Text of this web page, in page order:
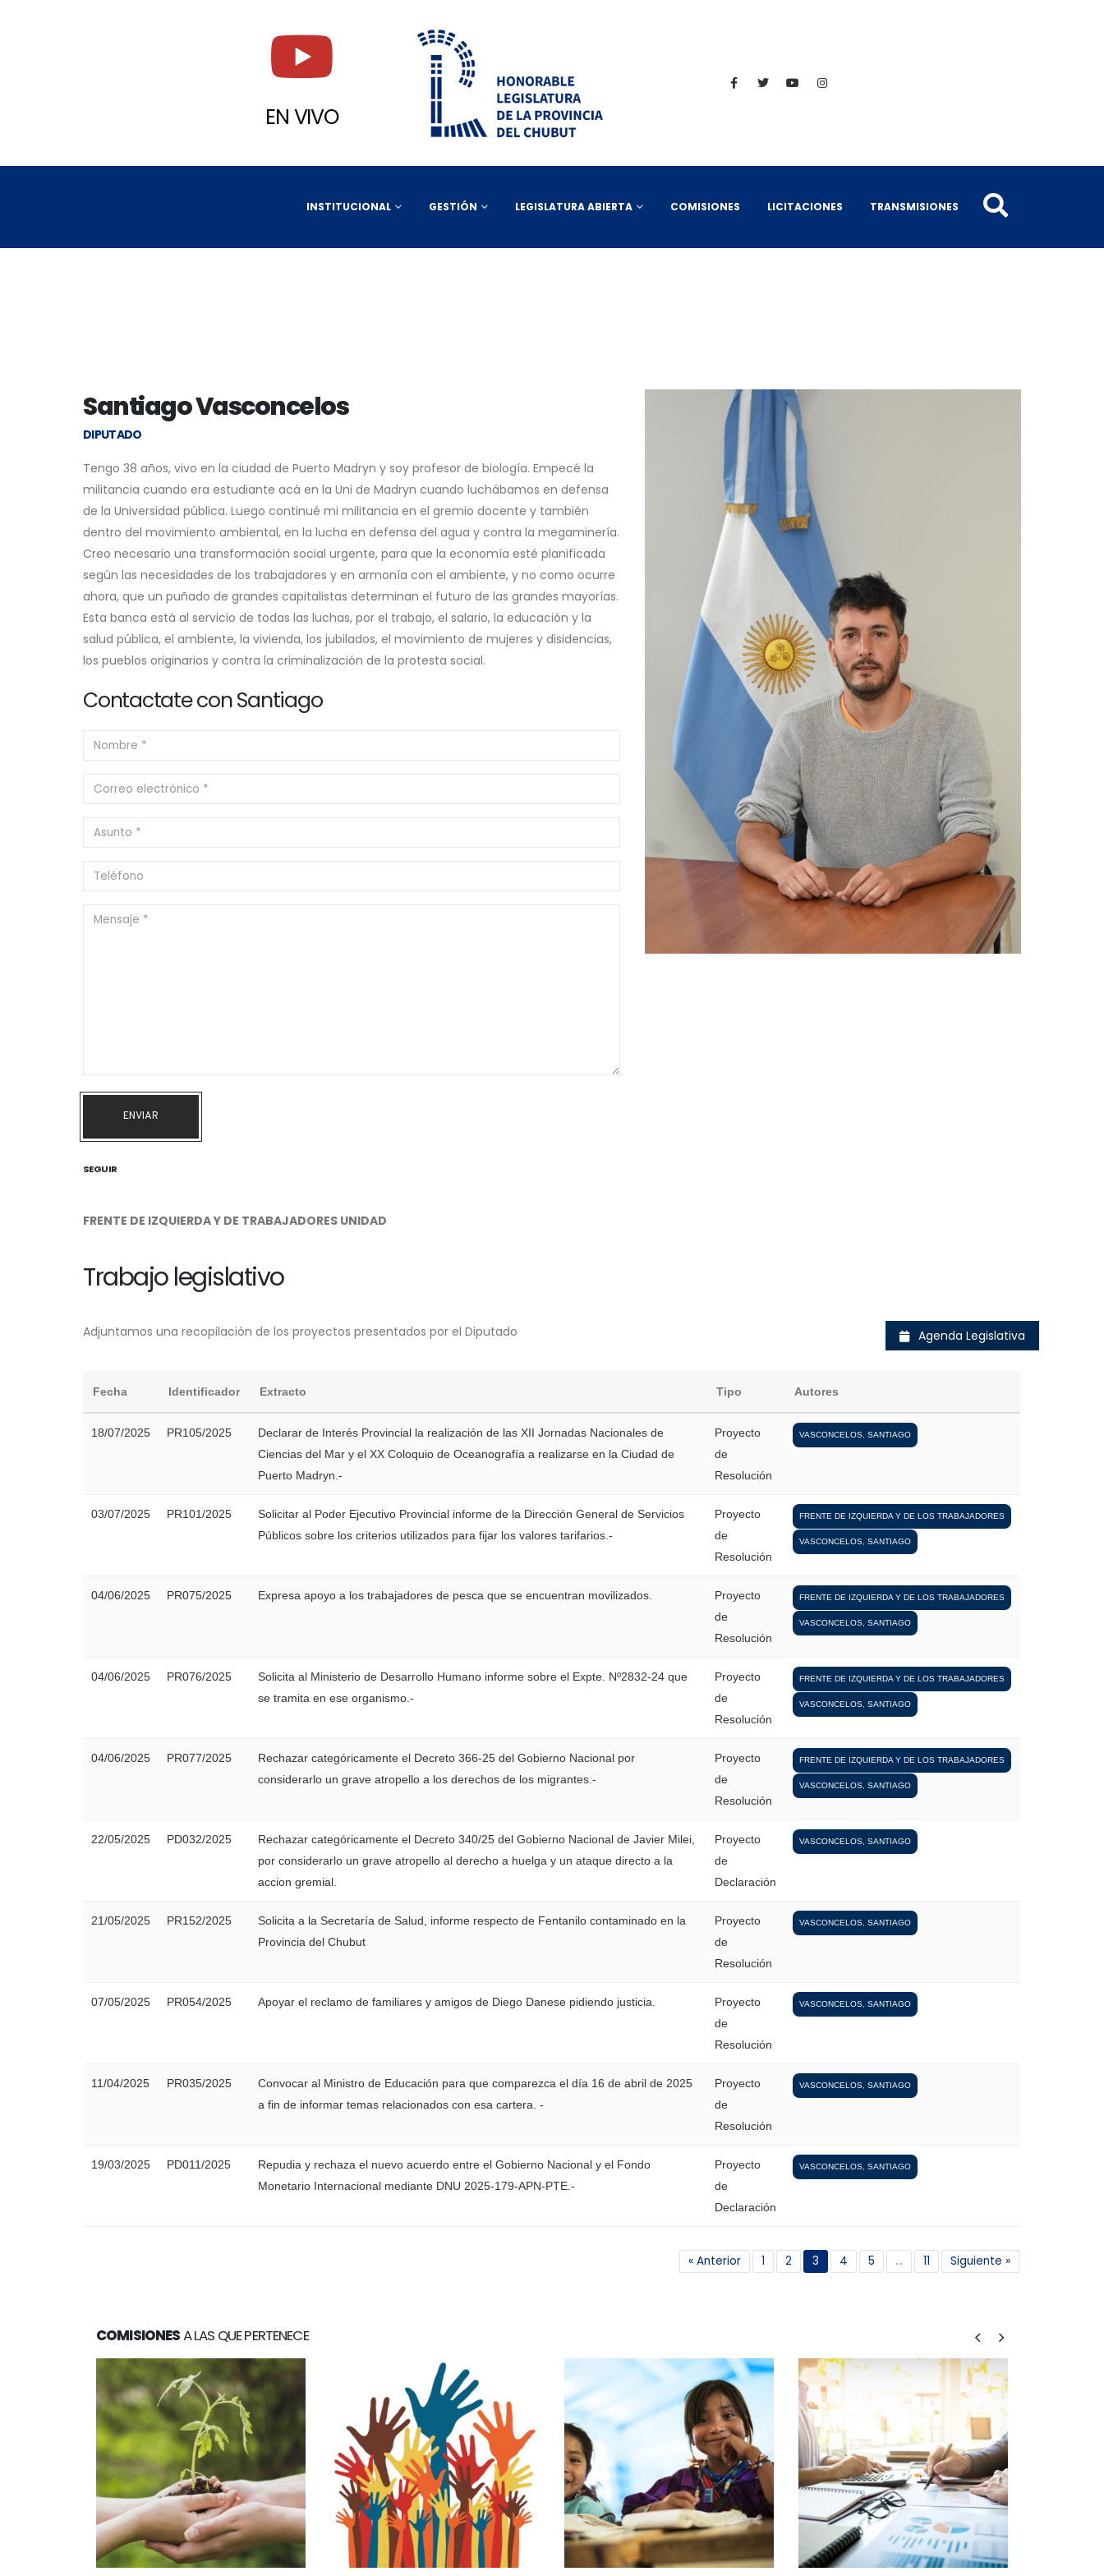
EN VIVO
INSTITUCIONAL GESTIÓN LEGISLATURA ABIERTA COMISIONES LICITACIONES TRANSMISIONES
Santiago Vasconcelos
DIPUTADO
Tengo 38 años, vivo en la ciudad de Puerto Madryn y soy profesor de biología. Empecé la
militancia cuando era estudiante acá en la Uni de Madryn cuando luchábamos en defensa
de la Universidad pública. Luego continué mi militancia en el gremio docente y también
dentro del movimiento ambiental, en la lucha en defensa del agua y contra la megaminería.
Creo necesario una transformación social urgente, para que la economía esté planificada
según las necesidades de los trabajadores y en armonía con el ambiente, y no como ocurre
ahora, que un puñado de grandes capitalistas determinan el futuro de las grandes mayorías.
Esta banca está al servicio de todas las luchas, por el trabajo, el salario, la educación y la
salud pública, el ambiente, la vivienda, los jubilados, el movimiento de mujeres y disidencias,
los pueblos originarios y contra la criminalización de la protesta social.
Contactate con Santiago
ENVIAR
SEGUIR
FRENTE DE IZQUIERDA Y DE TRABAJADORES UNIDAD
Trabajo legislativo
Adjuntamos una recopilación de los proyectos presentados por el Diputado Agenda Legislativa
Fecha Identificador Extracto Tipo Autores
18/07/2025 PR105/2025
Declarar de Interés Provincial la realización de las XII Jornadas Nacionales de
Ciencias del Mar y el XX Coloquio de Oceanografía a realizarse en la Ciudad de
Puerto Madryn.-
Proyecto
de
Resolución
VASCONCELOS, SANTIAGO
03/07/2025 PR101/2025
Solicitar al Poder Ejecutivo Provincial informe de la Dirección General de Servicios
Públicos sobre los criterios utilizados para fijar los valores tarifarios.-
Proyecto
de
Resolución
FRENTE DE IZQUIERDA Y DE LOS TRABAJADORES
VASCONCELOS, SANTIAGO
04/06/2025 PR075/2025 Expresa apoyo a los trabajadores de pesca que se encuentran movilizados.
Proyecto
de
Resolución
FRENTE DE IZQUIERDA Y DE LOS TRABAJADORES
VASCONCELOS, SANTIAGO
04/06/2025 PR076/2025
Solicita al Ministerio de Desarrollo Humano informe sobre el Expte. Nº2832-24 que
se tramita en ese organismo.-
Proyecto
de
Resolución
FRENTE DE IZQUIERDA Y DE LOS TRABAJADORES
VASCONCELOS, SANTIAGO
04/06/2025 PR077/2025
Rechazar categóricamente el Decreto 366-25 del Gobierno Nacional por
considerarlo un grave atropello a los derechos de los migrantes.-
Proyecto
de
Resolución
FRENTE DE IZQUIERDA Y DE LOS TRABAJADORES
VASCONCELOS, SANTIAGO
22/05/2025 PD032/2025
Rechazar categóricamente el Decreto 340/25 del Gobierno Nacional de Javier Milei,
por considerarlo un grave atropello al derecho a huelga y un ataque directo a la
accion gremial.
Proyecto
de
Declaración
VASCONCELOS, SANTIAGO
21/05/2025 PR152/2025
Solicita a la Secretaría de Salud, informe respecto de Fentanilo contaminado en la
Provincia del Chubut
Proyecto
de
Resolución
VASCONCELOS, SANTIAGO
07/05/2025 PR054/2025 Apoyar el reclamo de familiares y amigos de Diego Danese pidiendo justicia.
Proyecto
de
Resolución
VASCONCELOS, SANTIAGO
11/04/2025 PR035/2025
Convocar al Ministro de Educación para que comparezca el día 16 de abril de 2025
a fin de informar temas relacionados con esa cartera. -
Proyecto
de
Resolución
VASCONCELOS, SANTIAGO
19/03/2025 PD011/2025
Repudia y rechaza el nuevo acuerdo entre el Gobierno Nacional y el Fondo
Monetario Internacional mediante DNU 2025-179-APN-PTE.-
Proyecto
de
Declaración
VASCONCELOS, SANTIAGO
« Anterior 1 2 3 4 5 ... 11 Siguiente »
COMISIONESA LAS QUE PERTENECE